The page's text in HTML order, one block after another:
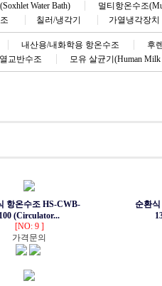
Water Bath)
멀티항온수조
칠러/냉각기 가열냉각장치
내산용/내화학용 항온수조 후
교반수조
모유 살균기(Human Milk
항온수조 HS-CWB-
100 (Circulator...
[NO: 9 ]
가격문의
순환